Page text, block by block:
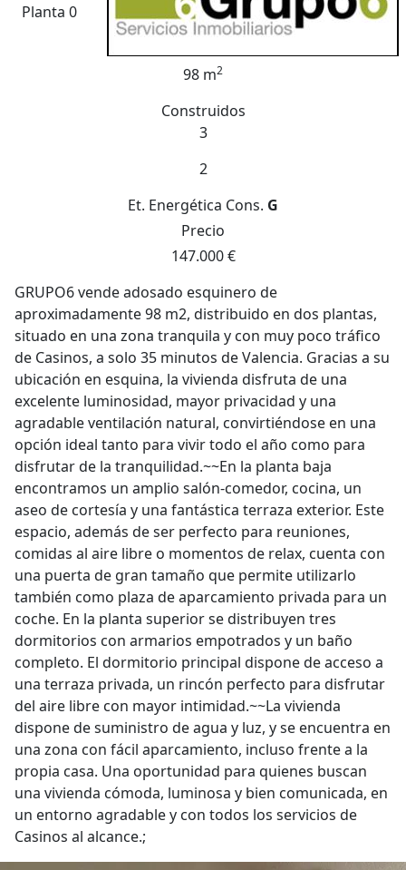
Planta 0
98 m2
Construidos
3
2
Et. Energética Cons. G
Precio
147.000 €
GRUPO6 vende adosado esquinero de
aproximadamente 98 m2, distribuido en dos plantas,
situado en una zona tranquila y con muy poco tráfico
de Casinos, a solo 35 minutos de Valencia. Gracias a su
ubicación en esquina, la vivienda disfruta de una
excelente luminosidad, mayor privacidad y una
agradable ventilación natural, convirtiéndose en una
opción ideal tanto para vivir todo el año como para
disfrutar de la tranquilidad.~~En la planta baja
encontramos un amplio salón-comedor, cocina, un
aseo de cortesía y una fantástica terraza exterior. Este
espacio, además de ser perfecto para reuniones,
comidas al aire libre o momentos de relax, cuenta con
una puerta de gran tamaño que permite utilizarlo
también como plaza de aparcamiento privada para un
coche. En la planta superior se distribuyen tres
dormitorios con armarios empotrados y un baño
completo. El dormitorio principal dispone de acceso a
una terraza privada, un rincón perfecto para disfrutar
del aire libre con mayor intimidad.~~La vivienda
dispone de suministro de agua y luz, y se encuentra en
una zona con fácil aparcamiento, incluso frente a la
propia casa. Una oportunidad para quienes buscan
una vivienda cómoda, luminosa y bien comunicada, en
un entorno agradable y con todos los servicios de
Casinos al alcance.;